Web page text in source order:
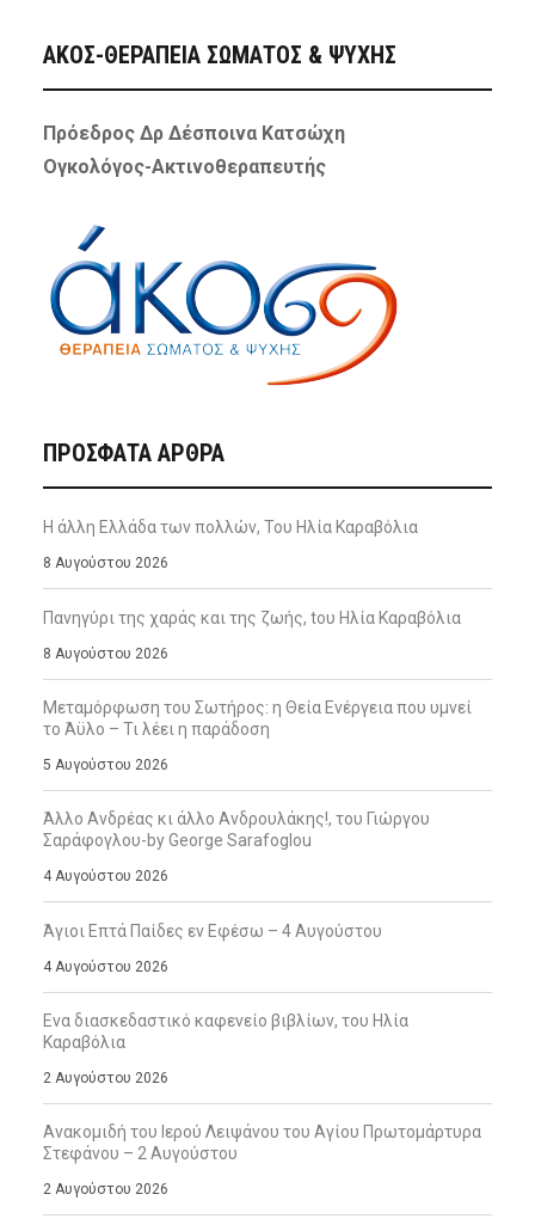
ΑΚΟΣ-ΘΕΡΑΠΕΙΑ ΣΩΜΑΤΟΣ & ΨΥΧΗΣ
Πρόεδρος Δρ Δέσποινα Κατσώχη
Ογκολόγος-Ακτινοθεραπευτής
ΠΡΌΣΦΑΤΑ ΆΡΘΡΑ
Η άλλη Ελλάδα των πολλών, Του Ηλία Καραβόλια
8 Αυγούστου 2026
Πανηγύρι της χαράς και της ζωής, tου Ηλία Καραβόλια
8 Αυγούστου 2026
Μεταμόρφωση του Σωτήρος: η Θεία Ενέργεια που υμνεί
το Άϋλο – Τι λέει η παράδοση
5 Αυγούστου 2026
Άλλο Ανδρέας κι άλλο Ανδρουλάκης!, του Γιώργου
Σαράφογλου-by George Sarafoglou
4 Αυγούστου 2026
Άγιοι Επτά Παίδες εν Εφέσω – 4 Αυγούστου
4 Αυγούστου 2026
Ενα διασκεδαστικό καφενείο βιβλίων, του Ηλία
Καραβόλια
2 Αυγούστου 2026
Ανακομιδή του Ιερού Λειψάνου του Αγίου Πρωτομάρτυρα
Στεφάνου – 2 Αυγούστου
2 Αυγούστου 2026